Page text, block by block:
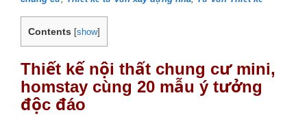
Contents [show]
Thiết kế nội thất chung cư mini,
homstay cùng 20 mẫu ý tưởng
độc đáo